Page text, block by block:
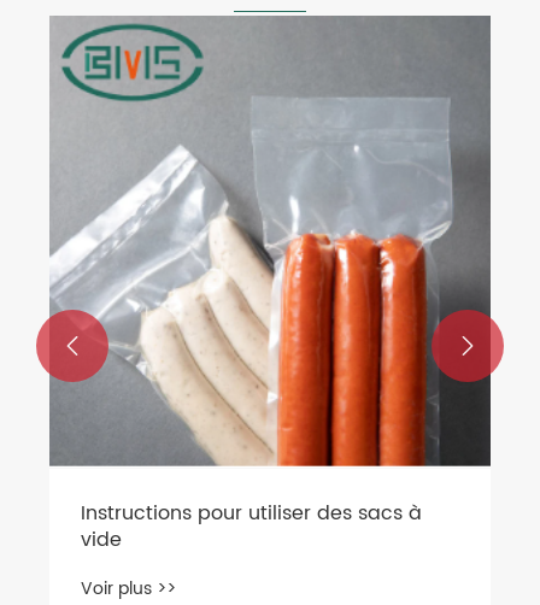
‌Instructions pour utiliser des sacs à
vide
Voir plus >>
 